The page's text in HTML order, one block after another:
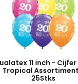
11 inch -
Tropical
25Stks